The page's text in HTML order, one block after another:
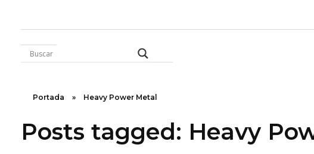
Rugidos Disidentes
Bogotá - Colombia | ISSN 2619-5569
Portada » Heavy Power Metal
Posts tagged: Heavy